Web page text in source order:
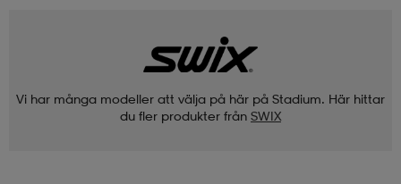
Vi har många modeller att välja på här på Stadium. Här hittar
du fler produkter från SWIX